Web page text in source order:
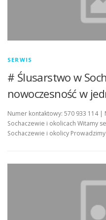
SERWIS
# Ślusarstwo w
nowoczesność w
Numer kontaktowy: 570 933 114 |
Sochaczewie i okolicach Witamy
Sochaczewie i okolicy